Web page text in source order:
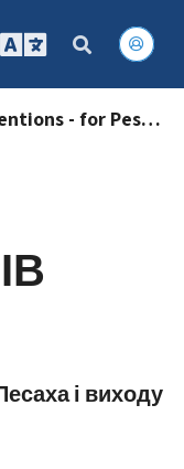
Gate of Intentions - for Pesach
і виходу